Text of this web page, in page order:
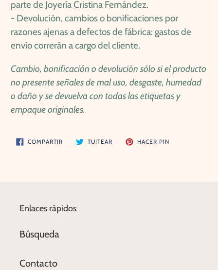
parte de Joyería Cristina Fernández.
- Devolución, cambios o bonificaciones por
razones ajenas a defectos de fábrica: gastos de
envío correrán a cargo del cliente.
Cambio, bonificación o devolución sólo si el producto
no presente señales de mal uso, desgaste, humedad
o daño y se devuelva con todas las etiquetas y
empaque originales.
COMPARTIRCOMPARTIR
EN
TUITEAR TUITEAR HACER PINPINEAR
EN
Enlaces rápidos
Búsqueda
Contacto